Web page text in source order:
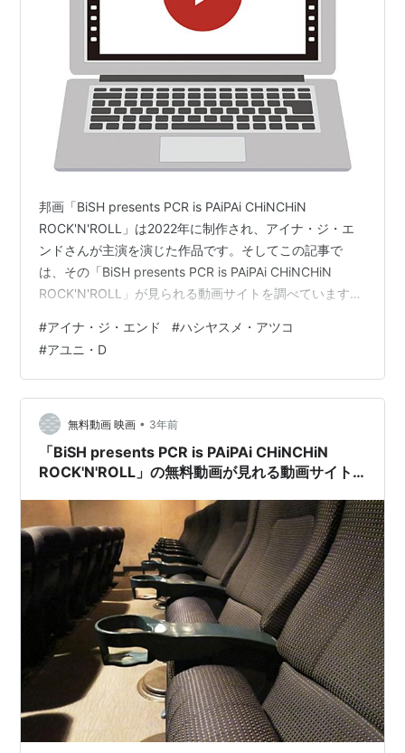
邦画「BiSH presents PCR is PAiPAi CHiNCHiN
ROCK'N'ROLL」は2022年に制作され、アイナ・ジ・エ
ンドさんが主演を演じた作品です。そしてこの記事で
は、その「BiSH presents PCR is PAiPAi CHiNCHiN
ROCK'N'ROLL」が見られる動画サイトを調べています。
ますが、『Dailymotionとかの無料サイトにはないの？』
『わざわざ登録するのはちょっと･･･』という方向けに、
無料動画サイトのリンクも載せています。動画があった
としても違法アップロードされた動画ばか…
#アイナ・ジ・エンド #ハシヤスメ・アツコ
#アユニ・D
無料動画 映画 • 3年前
「BiSH presents PCR is PAiPAi CHiNCHiN
ROCK'N'ROLL」の無料動画が見れる動画サイト